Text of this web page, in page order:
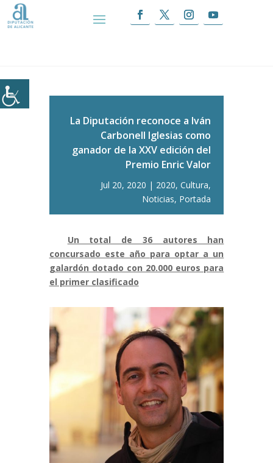
La Diputación reconoce a Iván
Carbonell Iglesias como ganador de la XXV edición
La Diputación reconoce a Iván
Carbonell Iglesias como
ganador de la XXV edición del
Premio Enric Valor
Jul 20, 2020 2020,Cultura,
Noticias, Portada
Un total de 36 autores han
concursado este año para optar a un
galardón dotado con 20.000 euros para
el primer clasificado